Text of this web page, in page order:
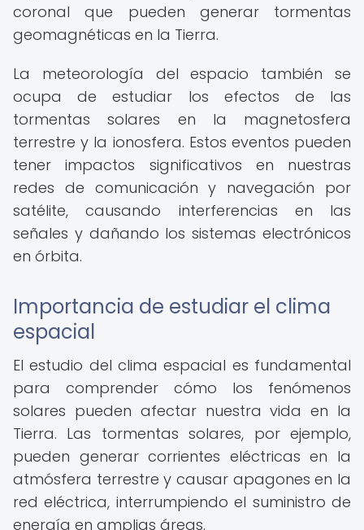
coronal que pueden generar tormentas
geomagnéticas en la Tierra.
La meteorología del espacio también se
ocupa de estudiar los efectos de las
tormentas solares en la magnetosfera
terrestre y la ionosfera. Estos eventos pueden
tener impactos significativos en nuestras
redes de comunicación y navegación por
satélite, causando interferencias en las
señales y dañando los sistemas electrónicos
en órbita.
Importancia de estudiar el clima
espacial
El estudio del clima espacial es fundamental
para comprender cómo los fenómenos
solares pueden afectar nuestra vida en la
Tierra. Las tormentas solares, por ejemplo,
pueden generar corrientes eléctricas en la
atmósfera terrestre y causar apagones en la
red eléctrica, interrumpiendo el suministro de
energía en amplias áreas.